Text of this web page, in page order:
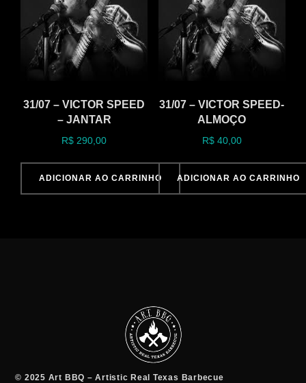
31/07 – VICTOR SPEED
– JANTAR
R$ 290,00
ADICIONAR AO CARRINHO
31/07 – VICTOR SPEED-
ALMOÇO
R$40,00
ADICIONAR AO CARRINHO
© 2025 Art BBQ – Artistic Real Texas Barbecue